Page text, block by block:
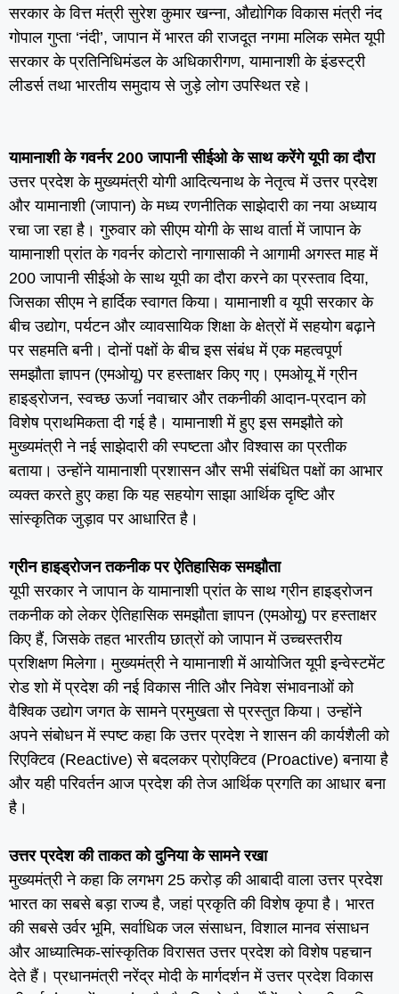
सरकार के वित्त मंत्री सुरेश कुमार खन्ना, औद्योगिक विकास मंत्री नंद
गोपाल गुप्ता ‘नंदी’, जापान में भारत की राजदूत नगमा मलिक समेत यूपी
सरकार के प्रतिनिधिमंडल के अधिकारीगण, यामानाशी के इंडस्ट्री
लीडर्स तथा भारतीय समुदाय से जुड़े लोग उपस्थित रहे।
यामानाशी के गवर्नर 200 जापानी सीईओ के साथ करेंगे यूपी का दौरा
उत्तर प्रदेश के मुख्यमंत्री योगी आदित्यनाथ के नेतृत्व में उत्तर प्रदेश
और यामानाशी (जापान) के मध्य रणनीतिक साझेदारी का नया अध्याय
रचा जा रहा है। गुरुवार को सीएम योगी के साथ वार्ता में जापान के
यामानाशी प्रांत के गवर्नर कोटारो नागासाकी ने आगामी अगस्त माह में
200 जापानी सीईओ के साथ यूपी का दौरा करने का प्रस्ताव दिया,
जिसका सीएम ने हार्दिक स्वागत किया। यामानाशी व यूपी सरकार के
बीच उद्योग, पर्यटन और व्यावसायिक शिक्षा के क्षेत्रों में सहयोग बढ़ाने
पर सहमति बनी। दोनों पक्षों के बीच इस संबंध में एक महत्वपूर्ण
समझौता ज्ञापन (एमओयू) पर हस्ताक्षर किए गए। एमओयू में ग्रीन
हाइड्रोजन, स्वच्छ ऊर्जा नवाचार और तकनीकी आदान-प्रदान को
विशेष प्राथमिकता दी गई है। यामानाशी में हुए इस समझौते को
मुख्यमंत्री ने नई साझेदारी की स्पष्टता और विश्वास का प्रतीक
बताया। उन्होंने यामानाशी प्रशासन और सभी संबंधित पक्षों का आभार
व्यक्त करते हुए कहा कि यह सहयोग साझा आर्थिक दृष्टि और
सांस्कृतिक जुड़ाव पर आधारित है।
ग्रीन हाइड्रोजन तकनीक पर ऐतिहासिक समझौता
यूपी सरकार ने जापान के यामानाशी प्रांत के साथ ग्रीन हाइड्रोजन
तकनीक को लेकर ऐतिहासिक समझौता ज्ञापन (एमओयू) पर हस्ताक्षर
किए हैं, जिसके तहत भारतीय छात्रों को जापान में उच्चस्तरीय
प्रशिक्षण मिलेगा। मुख्यमंत्री ने यामानाशी में आयोजित यूपी इन्वेस्टमेंट
रोड शो में प्रदेश की नई विकास नीति और निवेश संभावनाओं को
वैश्विक उद्योग जगत के सामने प्रमुखता से प्रस्तुत किया। उन्होंने
अपने संबोधन में स्पष्ट कहा कि उत्तर प्रदेश ने शासन की कार्यशैली को
रिएक्टिव (Reactive) से बदलकर प्रोएक्टिव (Proactive) बनाया है
और यही परिवर्तन आज प्रदेश की तेज आर्थिक प्रगति का आधार बना
है।
उत्तर प्रदेश की ताकत को दुनिया के सामने रखा
मुख्यमंत्री ने कहा कि लगभग 25 करोड़ की आबादी वाला उत्तर प्रदेश
भारत का सबसे बड़ा राज्य है, जहां प्रकृति की विशेष कृपा है। भारत
की सबसे उर्वर भूमि, सर्वाधिक जल संसाधन, विशाल मानव संसाधन
और आध्यात्मिक-सांस्कृतिक विरासत उत्तर प्रदेश को विशेष पहचान
देते हैं। प्रधानमंत्री नरेंद्र मोदी के मार्गदर्शन में उत्तर प्रदेश विकास